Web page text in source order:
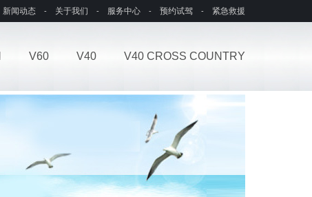
新闻动态 - 关于我们 - 服务中心 - 预约试驾 - 紧急救援
V60 V40 V40 CROSS COUNTRY